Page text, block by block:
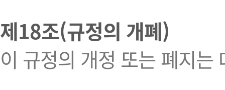
제18조(규정의 개폐)
이 규정의 개정 또는 폐지는